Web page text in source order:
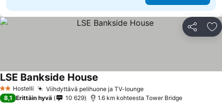
Jaa
2 Tähtiluokitus
Hostelli Viihdyttävä pelihuone ja TV-lounge
LSE Bankside House
8,1 Erittäin hyvä 10 629 1.6 km kohteesta Tower Bridge